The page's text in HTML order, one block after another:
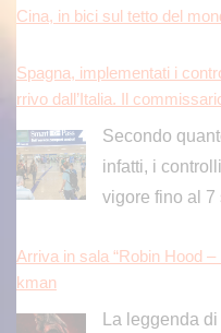
Cina, in bici sul tetto del
Spagna, implementati i
rrivo dall’Italia. Il
Secondo
infatti, i
vigore fino al 7
Arriva in sala “Robin Hood
kman
La leggenda